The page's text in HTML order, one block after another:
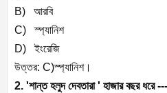
B) আরবি
C) স্প্যানিশ
D) ইংরেজি
উত্তর: C)স্প্যানিশ।
2. 'শান্ত হলুদ দেবতারা ' হাজার বছর ধরে